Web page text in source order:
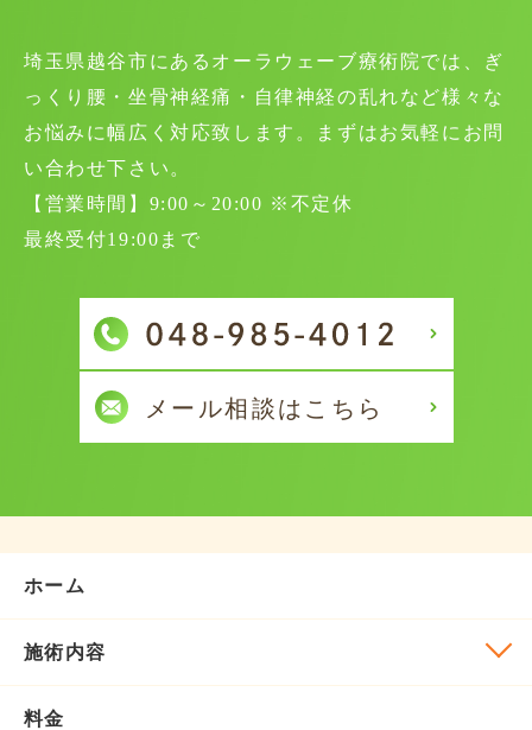
埼玉県越谷市にあるオーラウェーブ療術院では、ぎ
っくり腰・坐骨神経痛・自律神経の乱れなど様々な
お悩みに幅広く対応致します。まずはお気軽にお問
い合わせ下さい。
【営業時間】9:00～20:00 ※不定休
最終受付19:00まで
ホーム
施術内容
料金